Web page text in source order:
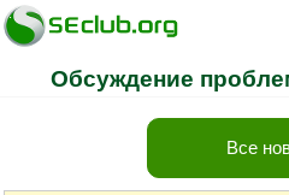
Обсуждение
Все